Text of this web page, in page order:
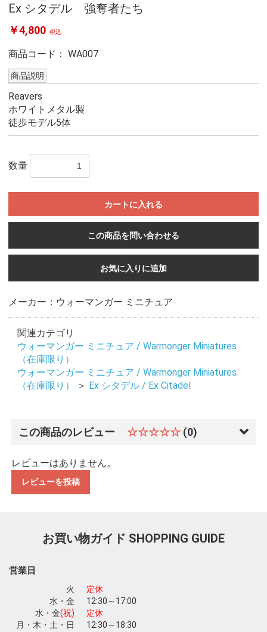
Ex シタデル 強奪者たち
￥4,800 税込
商品コード： WA007
商品説明
Reavers
ホワイトメタル製
徒歩モデル5体
数量
カートに入れる
この商品を問い合わせる
お買い物を続ける
お気に入りに追加
メーカー：ウォーマンガー ミニチュア
関連カテゴリ
ウォーマンガー ミニチュア / Warmonger Miniatures
（在庫限り）
ウォーマンガー ミニチュア / Warmonger Miniatures
（在庫限り）
＞ Ex シタデル / Ex Citadel
この商品のレビュー ☆☆☆☆☆ (0)
レビューはありません。
レビューを投稿
お買い物ガイド SHOPPING GUIDE
営業日
火
定休
水・金
12:30～17:00
水・金(祝)
定休
月・木・土・日
12:30～18:30